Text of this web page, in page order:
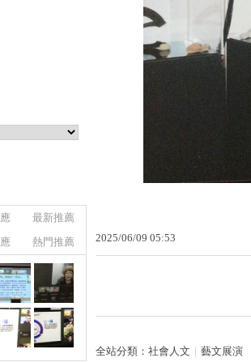
2025/06/09 05:53
全站分類： 社會人文 藝文展演
最新推薦
熱門推薦